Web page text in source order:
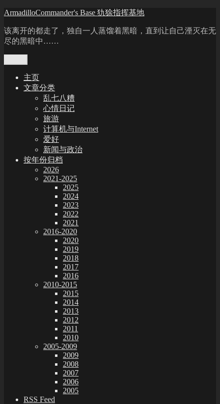
Skip
content
ArmadilloCommander's Base 犰狳指挥基地
该离开的都走了，独自一人蒸馏着黑暗，直到让自己湮灭在无
尽的黑暗中……
主页
文章分类
乱七八糟
心情日记
旅游
计算机与Internet
爱好
新闻与政治
按年份归档
2026
2021-2025
2025
2024
2023
2022
2021
2016-2020
2020
2019
2018
2017
2016
2010-2015
2015
2014
2013
2012
2011
2010
2005-2009
2009
2008
2007
2006
2005
RSS Feed